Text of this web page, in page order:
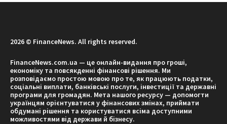
2026 © FinanceNews. All rights reserved.
FinanceNews.com.ua — це онлайн-видання про гроші,
економіку та повсякденні фінансові рішення. Ми
розповідаємо простою мовою про те, як працюють податки,
соціальні виплати, банківські послуги, інвестиції та державні
програми для громадян. Мета нашого ресурсу — допомогти
українцям орієнтуватися у фінансових змінах, приймати
обдумані рішення та користуватися всіма доступними
можливостями від держави й бізнесу.